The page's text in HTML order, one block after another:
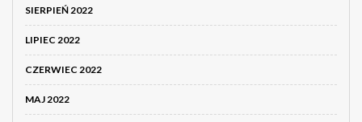
SIERPIEŃ 2022
LIPIEC 2022
CZERWIEC 2022
MAJ 2022